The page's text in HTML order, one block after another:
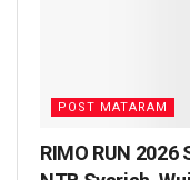
POST MATARAM
RIMO RUN